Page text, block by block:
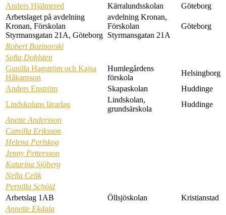
Anders Hjälmered
Kärralundsskolan
Göteborg
Arbetslaget på avdelning
Kronan, Förskolan
Styrmansgatan 21A, Göteborg
avdelning Kronan,
Förskolan
Styrmansgatan 21A
Göteborg
Robert Bozinovski
Sofia Dohlsten
Gunilla Hagström och Kajsa
Håkansson
Humlegårdens
förskola
Helsingborg
Anders Enström
Skapaskolan
Huddinge
Lindskolans lärarlag
Lindskolan,
grundsärskola
Huddinge
Anette Andersson
Camilla Eriksson
Helena Perlskog
Jenny Pettersson
Katarina Sjöberg
Nella Celik
Pernilla Schöld
Arbetslag 1AB
Öllsjöskolan
Kristianstad
Annette Ekdala